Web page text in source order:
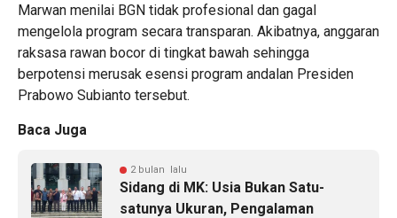
Marwan menilai BGN tidak profesional dan gagal
mengelola program secara transparan. Akibatnya, anggaran
raksasa rawan bocor di tingkat bawah sehingga
berpotensi merusak esensi program andalan Presiden
Prabowo Subianto tersebut.
Baca Juga
2 bulan lalu
Sidang di MK: Usia Bukan Satu-
satunya Ukuran, Pengalaman